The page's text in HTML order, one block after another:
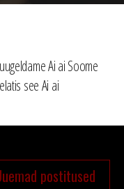
Ai ai Soome
see Ai ai
postitused